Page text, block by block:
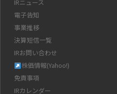
IRニュース
電子告知
事業推移
決算短信一覧
IRお問い合わせ
株価情報(Yahoo!)
免責事項
IRカレンダー